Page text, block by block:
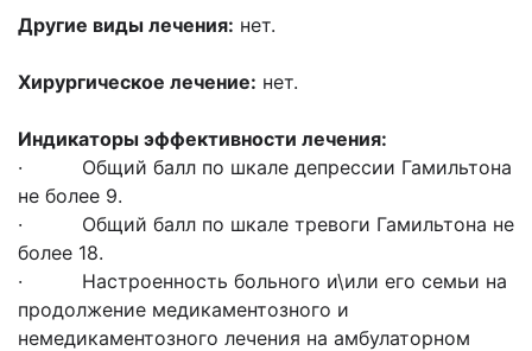
Другие виды лечения: нет.
Хирургическое лечение: нет.
Индикаторы эффективности лечения:
· Общий балл по шкале депрессии Гамильтона
не более 9.
· Общий балл по шкале тревоги Гамильтона не
более 18.
· Настроенность больного и\или его семьи на
продолжение медикаментозного и
немедикаментозного лечения на амбулаторном